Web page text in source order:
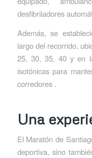
desfibriladores
Además, se
largo del recorrido,
25, 30, 35, 40 y en
isotónicas para
corredores .
Una
El Maratón de
deportiva, sino